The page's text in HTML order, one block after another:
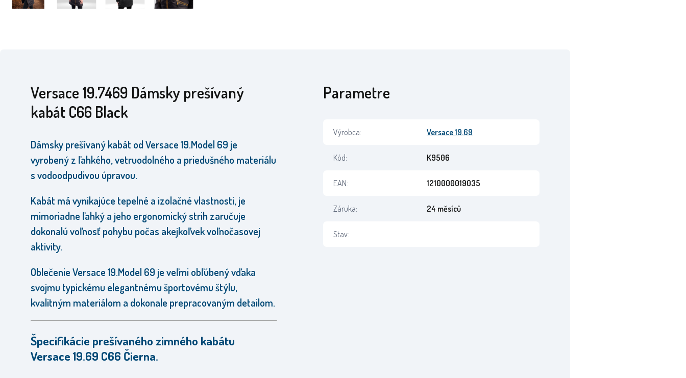
Versace 19.7469 Dámsky prešívaný
kabát C66 Black
Dámsky prešívaný kabát od Versace 19.Model 69 je
vyrobený z ľahkého, vetruodolného a priedušného materiálu
s vodoodpudivou úpravou.
Kabát má vynikajúce tepelné a izolačné vlastnosti, je
mimoriadne ľahký a jeho ergonomický strih zaručuje
dokonalú voľnosť pohybu počas akejkoľvek voľnočasovej
aktivity.
Oblečenie Versace 19.Model 69 je veľmi obľúbený vďaka
svojmu typickému elegantnému športovému štýlu,
kvalitným materiálom a dokonale prepracovaným detailom.
Špecifikácie prešívaného zimného kabátu
Versace 19.69 C66 Čierna.
Parametre
Výrobca: Versace 19.69
Kód: K9506
EAN: 1210000019035
Záruka: 24 měsíců
Stav: